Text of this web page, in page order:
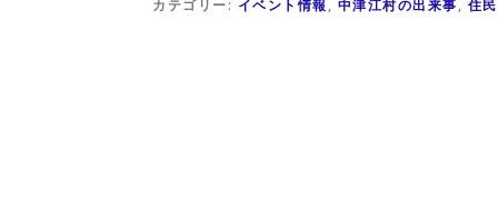
カテゴリー: イベント情報 , 中津江村の出来事, 住